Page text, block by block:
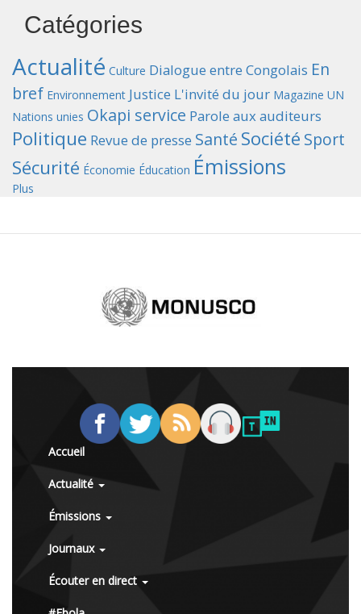
Catégories
Actualité Culture Dialogue entre Congolais En
bref Environnement Justice L'invité du jour Magazine UN
Nations unies Okapi service Parole aux auditeurs
Politique Revue de presse Santé Société Sport
Sécurité Économie Éducation Émissions
Plus
Accueil
Actualité
Émissions
Journaux
Écouter en direct